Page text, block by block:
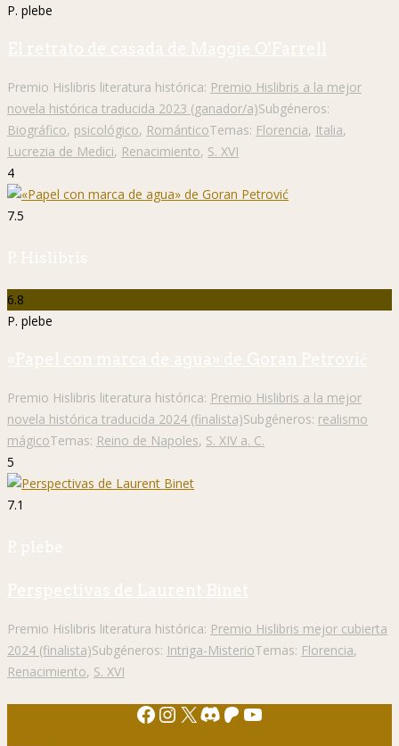
P. plebe
El retrato de casada de Maggie O’Farrell
Premio Hislibris literatura histórica: Premio Hislibris a la mejor
novela histórica traducida 2023 (ganador/a)Subgéneros:
Biográfico, psicológico, RománticoTemas: Florencia, Italia,
Lucrezia de Medici, Renacimiento, S. XVI
4
7.5
P. Hislibris
6.8
P. plebe
«Papel con marca de agua» de Goran Petrović
Premio Hislibris literatura histórica: Premio Hislibris a la mejor
novela histórica traducida 2024 (finalista)Subgéneros: realismo
mágicoTemas: Reino de Napoles, S. XIV a. C.
5
7.1
P. plebe
Perspectivas de Laurent Binet
Premio Hislibris literatura histórica: Premio Hislibris mejor cubierta
2024 (finalista)Subgéneros: Intriga-MisterioTemas: Florencia,
Renacimiento, S. XVI
Facebook
Instagram
X Discord
Patreon
YouTube